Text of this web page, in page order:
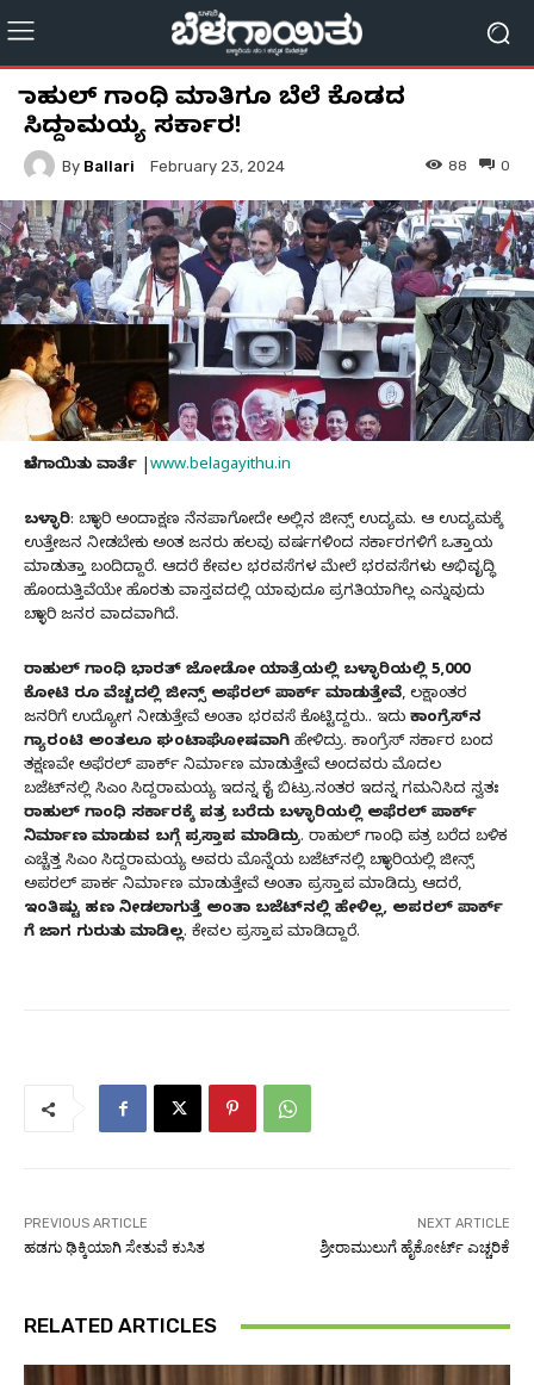
ರಾಹುಲ್ ಗಾಂಧಿ ಮಾತಿಗೂ ಬೆಲೆ ಕೊಡದ
ಸಿದ್ದರಾಮಯ್ಯ ಸರ್ಕಾರ!
By Ballari February 23, 2024 0
88
ಬೆಳಗಾಯಿತು ವಾರ್ತೆ www.belagayithu.in
ಬಳ್ಳಾರಿ: ಬಳ್ಳಾರಿ ಅಂದಾಕ್ಷಣ ನೆನಪಾಗೋದೇ ಅಲ್ಲಿನ ಜೀನ್ಸ್ ಉದ್ಯಮ. ಆ ಉದ್ಯಮಕ್ಕೆ
ಉತ್ತೇಜನ ನೀಡಬೇಕು ಅಂತ ಜನರು ಹಲವು ವರ್ಷಗಳಿಂದ ಸರ್ಕಾರಗಳಿಗೆ ಒತ್ತಾಯ
ಮಾಡುತ್ತಾ ಬಂದಿದ್ದಾರೆ. ಆದರೆ ಕೇವಲ ಭರವಸೆಗಳ ಮೇಲೆ ಭರವಸೆಗಳು ಅಭಿವೃದ್ಧಿ
ಹೊಂದುತ್ತಿವೆಯೇ ಹೊರತು ವಾಸ್ತವದಲ್ಲಿ ಯಾವುದೂ ಪ್ರಗತಿಯಾಗಿಲ್ಲ ಎನ್ನುವುದು
ಬಳ್ಳಾರಿ ಜನರ ವಾದವಾಗಿದೆ.
ರಾಹುಲ್ ಗಾಂಧಿ ಭಾರತ್ ಜೋಡೋ ಯಾತ್ರೆಯಲ್ಲಿ ಬಳ್ಳಾರಿಯಲ್ಲಿ 5,000
ಕೋಟಿ ರೂ ವೆಚ್ಚದಲ್ಲಿ ಜೀನ್ಸ್ ಅಫೆರಲ್ ಪಾರ್ಕ್​​ ಮಾಡುತ್ತೇವೆ, ಲಕ್ಷಾಂತರ
ಜನರಿಗೆ ಉದ್ಯೋಗ ನೀಡುತ್ತೇವೆ ಅಂತಾ ಭರವಸೆ ಕೊಟ್ಟಿದ್ದರು.. ಇದು ಕಾಂಗ್ರೆಸ್‌ನ
ಗ್ಯಾರಂಟಿ ಅಂತಲೂ ಘಂಟಾಘೋಷವಾಗಿ ಹೇಳಿದ್ರು. ಕಾಂಗ್ರೆಸ್ ಸರ್ಕಾರ ಬಂದ
ತಕ್ಷಣವೇ ಅಫೆರಲ್ ಪಾರ್ಕ್​​ ನಿರ್ಮಾಣ ಮಾಡುತ್ತೇವೆ ಅಂದವರು ಮೊದಲ
ಬಜೆಟ್‌ನಲ್ಲಿ ಸಿಎಂ ಸಿದ್ದರಾಮಯ್ಯ ಇದನ್ನ ಕೈ ಬಿಟ್ರು.ನಂತರ ಇದನ್ನ ಗಮನಿಸಿದ ಸ್ವತಃ
ರಾಹುಲ್ ಗಾಂಧಿ ಸರ್ಕಾರಕ್ಕೆ ಪತ್ರ ಬರೆದು ಬಳ್ಳಾರಿಯಲ್ಲಿ ಅಫೆರಲ್ ಪಾರ್ಕ್​​
ನಿರ್ಮಾಣ ಮಾಡುವ ಬಗ್ಗೆ ಪ್ರಸ್ತಾಪ ಮಾಡಿದ್ರು. ರಾಹುಲ್ ಗಾಂಧಿ ಪತ್ರ ಬರೆದ ಬಳಿಕ
ಎಚ್ಚೆತ್ತ ಸಿಎಂ ಸಿದ್ದರಾಮಯ್ಯ ಅವರು ಮೊನ್ನೆಯ ಬಜೆಟ್‌ನಲ್ಲಿ ಬಳ್ಳಾರಿಯಲ್ಲಿ ಜೀನ್ಸ್
ಅಪರಲ್ ಪಾರ್ಕ ನಿರ್ಮಾಣ ಮಾಡುತ್ತೇವೆ ಅಂತಾ ಪ್ರಸ್ತಾಪ ಮಾಡಿದ್ರು ಆದರೆ,
ಇಂತಿಷ್ಟು ಹಣ ನೀಡಲಾಗುತ್ತೆ ಅಂತಾ ಬಜೆಟ್‌ನಲ್ಲಿ ಹೇಳಿಲ್ಲ, ಅಪರಲ್ ಪಾರ್ಕ್​​
‌ಗೆ ಜಾಗ ಗುರುತು ಮಾಡಿಲ್ಲ. ಕೇವಲ ಪ್ರಸ್ತಾಪ ಮಾಡಿದ್ದಾರೆ.
PREVIOUS ARTICLE
ಹಡಗು ಢಿಕ್ಕಿಯಾಗಿ ಸೇತುವೆ ಕುಸಿತ
NEXT ARTICLE
ಶ್ರೀರಾಮುಲುಗೆ ಹೈಕೋರ್ಟ್ ಎಚ್ಚರಿಕೆ
RELATED ARTICLES